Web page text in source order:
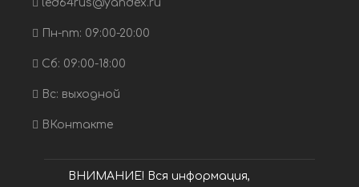
led64rus@yandex.ru
Пн-пт: 09:00-20:00
Сб: 09:00-18:00
Вс: выходной
ВКонтакте
ВНИМАНИЕ! Вся информация,